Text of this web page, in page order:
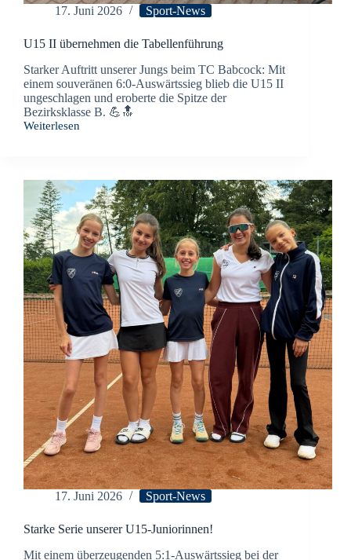
17. Juni 2026 Sport-News
U15 II übernehmen die Tabellenführung
Starker Auftritt unserer Jungs beim TC Babcock: Mit
einem souveränen 6:0-Auswärtssieg blieb die U15 II
ungeschlagen und eroberte die Spitze der
Bezirksklasse B. 💪🔝
Weiterlesen
U15
Tabellenführung
17. Juni 2026 Sport-News
Starke Serie unserer U15-Juniorinnen!
Mit einem überzeugenden 5:1-Auswärtssieg bei der